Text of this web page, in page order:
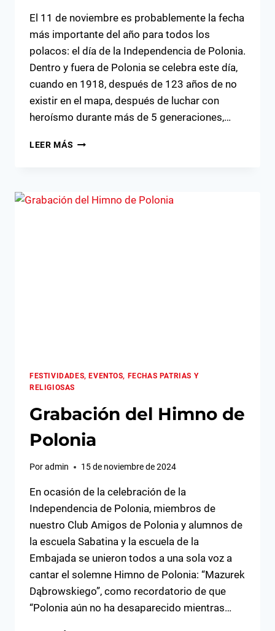
El 11 de noviembre es probablemente la fecha
más importante del año para todos los
polacos: el día de la Independencia de Polonia.
Dentro y fuera de Polonia se celebra este día,
cuando en 1918, después de 123 años de no
existir en el mapa, después de luchar con
heroísmo durante más de 5 generaciones,…
LEER MÁS JEST
FESTIVIDADES, EVENTOS, FECHAS PATRIAS Y
RELIGIOSAS
Grabación del Himno de
Polonia
Poradmin 15 de noviembre de 2024
En ocasión de la celebración de la
Independencia de Polonia, miembros de
nuestro Club Amigos de Polonia y alumnos de
la escuela Sabatina y la escuela de la
Embajada se unieron todos a una sola voz a
cantar el solemne Himno de Polonia: “Mazurek
Dąbrowskiego”, como recordatorio de que
“Polonia aún no ha desaparecido mientras…